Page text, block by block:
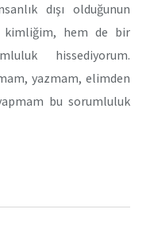
dışı olduğunun
kimliğim, hem de bir
hissediyorum.
yazmam, elimden
bu sorumluluk